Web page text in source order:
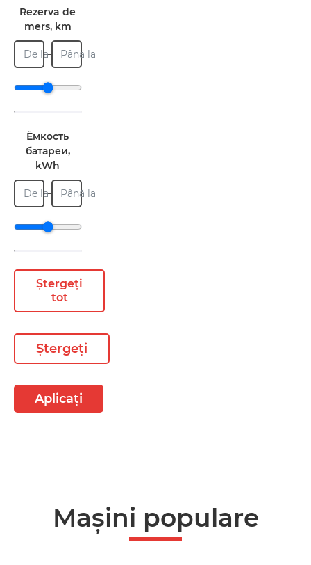
Rezerva de
mers, km
De la Până la
Ёмкость
батареи,
kWh
De la Până la
Ștergeți
tot
Ștergeți
Aplicați
Mașini populare